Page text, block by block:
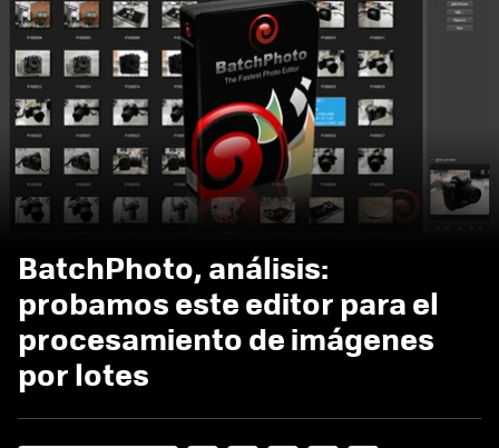
BatchPhoto, análisis:
probamos este editor para el
procesamiento de imágenes
por lotes